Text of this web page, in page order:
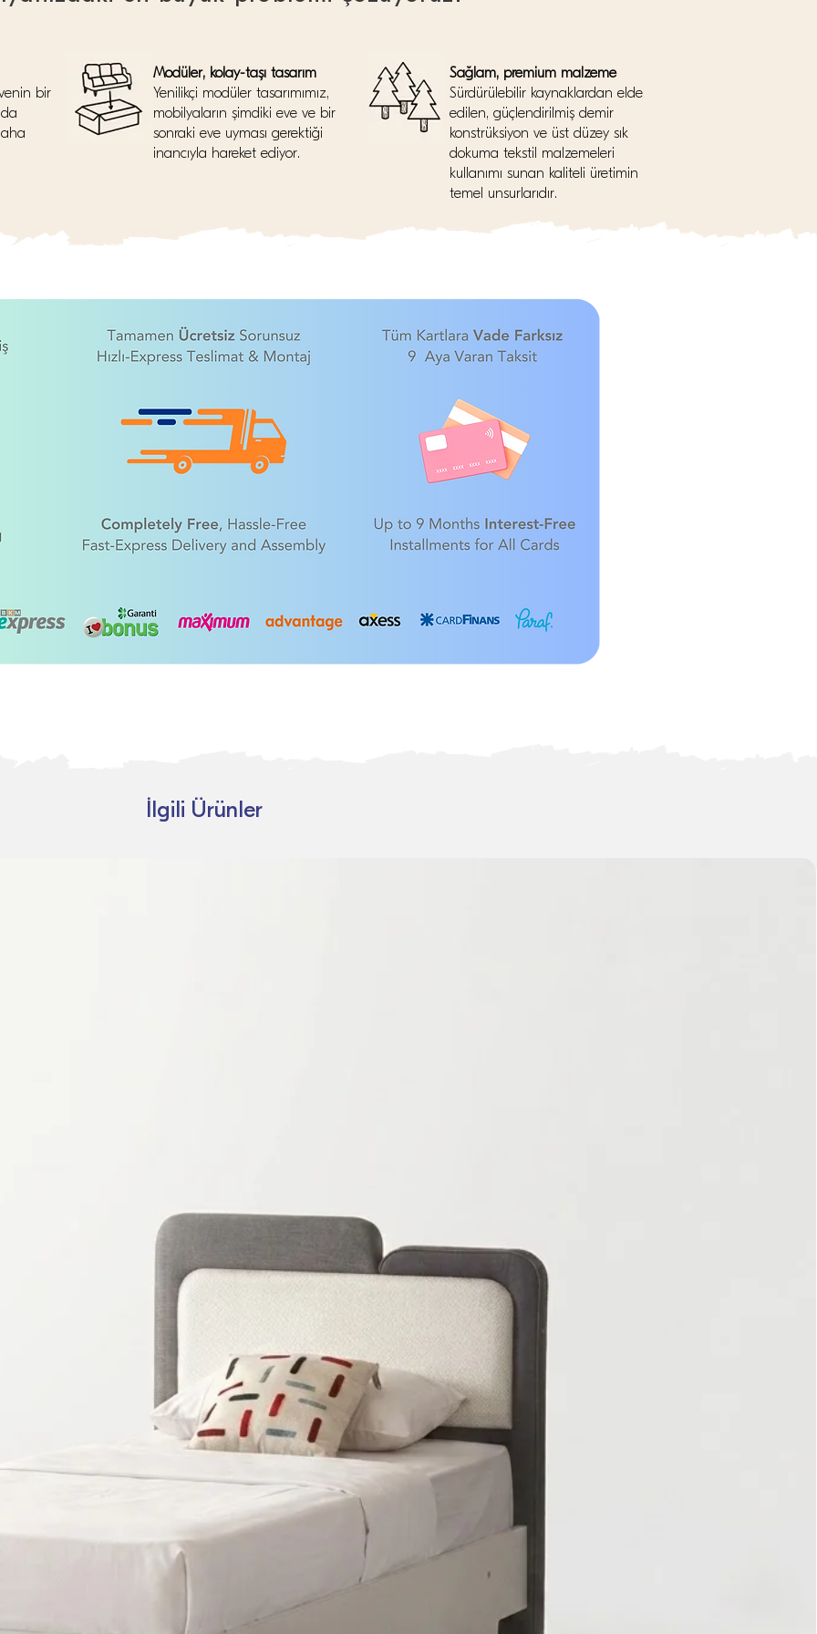
bir
Modüler, kolay-taşı tasarım
Yenilikçi modüler tasarımımız,
mobilyaların şimdiki eve ve bir
sonraki eve uyması gerektiği
inancıyla hareket ediyor.
Sağlam, premium malzeme
Sürdürülebilir kaynaklardan elde
edilen, güçlendirilmiş demir
konstrüksiyon ve üst düzey sık
dokuma tekstil malzemeleri
kullanımı sunan kaliteli üretimin
temel unsurlarıdır.
İlgili Ürünler